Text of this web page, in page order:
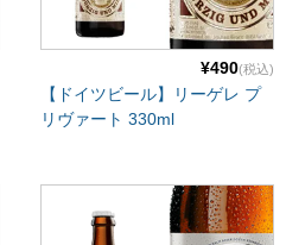
¥490(税込)
【ドイツビール】リーゲレ プ
リヴァート 330ml